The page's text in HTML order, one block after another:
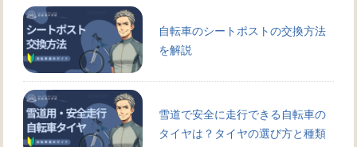
自転車のシートポストの交換方法
を解説
雪道で安全に走行できる自転車の
タイヤは？タイヤの選び方と種類